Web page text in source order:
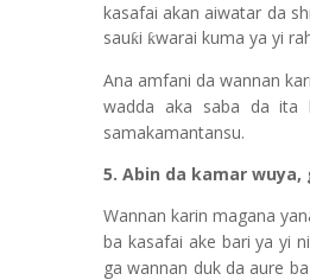
kasafai akan aiwatar da
sauƙi ƙwarai kuma ya yi
Ana amfani da wannan
wadda aka saba da ita
samakamantansu.
5. Abin da kamar
Wannan karin magana
ba kasafai ake bari ya yi
ga wannan duk da aure